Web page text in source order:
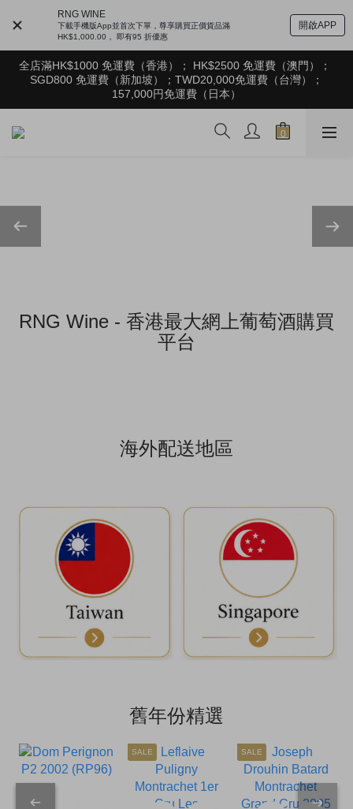
RNG WINE
下載手機版App並首次下單，尊享購買正價貨品滿
HK$1,000.00， 即有95 折優惠
開啟APP
根據香港法律，不得在業務過程中，向未成年人售賣或供應令人醺
醉的酒類。Under the law of Hong Kong, intoxicating liquor must
not be sold or supplied to a minor in the course of business
醉的酒類。Under the law of Hong Kong, intoxicating liquor must
not be sold or supplied to a minor in the course of business
全店滿HK$1000 免運費（香港）； HK$2500 免運費（澳門）；
SGD800 免運費（新加坡）；TWD20,000免運費（台灣）；
157,000円免運費（日本）
根據香港法律，不得在業務過程中，向未成年人售賣或供應令人醺
醉的酒類。Under the law of Hong Kong, intoxicating liquor must
RNG Wine - 香港最大網上葡萄酒購買
平台
海外配送地區
舊年份精選
SALE SALE